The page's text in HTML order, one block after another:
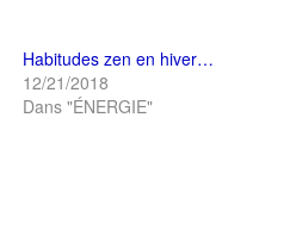
Habitudes zen en hiver…
12/21/2018
Dans "ÉNERGIE"